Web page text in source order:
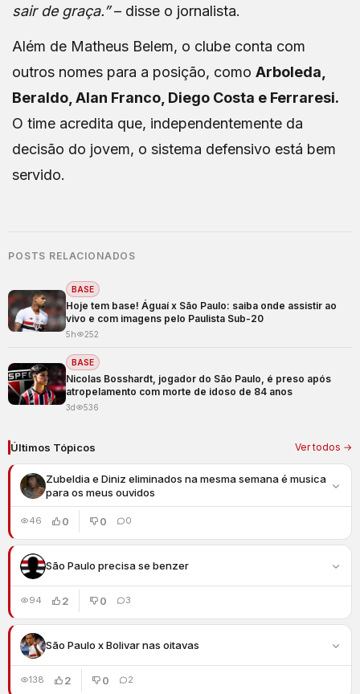
sair de graça.”– disse o jornalista.
Além de Matheus Belem, o clube conta com
outros nomes para a posição, como Arboleda,
Beraldo, Alan Franco, Diego Costa e Ferraresi.
O time acredita que, independentemente da
decisão do jovem, o sistema defensivo está bem
servido.
POSTS RELACIONADOS
BASE
Hoje tem base! Águaí x São Paulo: saiba onde assistir ao
vivo e com imagens pelo Paulista Sub-20
5h 252
BASE
Nicolas Bosshardt, jogador do São Paulo, é preso após
atropelamento com morte de idoso de 84 anos
3d 536
Últimos Tópicos Ver todos →
Zubeldia e Diniz eliminados na mesma semana é musica
para os meus ouvidos
46 0 0 0
São Paulo precisa se benzer
94 2 0 3
São Paulo x Bolivar nas oitavas
138 2 0 2